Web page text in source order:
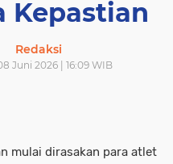
Kepastian
Redaksi
Juni 2026 | 16:09 WIB
mulai dirasakan para atlet